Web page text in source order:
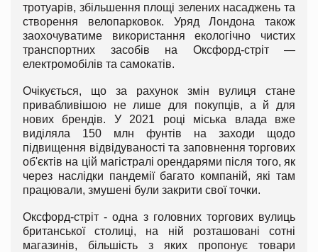
тротуарів, збільшення площі зелених насаджень та
створення велопарковок. Уряд Лондона також
заохочуватиме використання екологічно чистих
транспортних засобів на Оксфорд-стріт —
електромобілів та самокатів.
Очікується, що за рахунок змін вулиця стане
привабливішою не лише для покупців, а й для
нових брендів. У 2021 році міська влада вже
виділяла 150 млн фунтів на заходи щодо
підвищення відвідуваності та заповнення торгових
об'єктів на цій магістралі орендарями після того, як
через наслідки пандемії багато компаній, які там
працювали, змушені були закрити свої точки.
Оксфорд-стріт - одна з головних торгових вулиць
британської столиці, на ній розташовані сотні
магазинів, більшість з яких пропонує товари